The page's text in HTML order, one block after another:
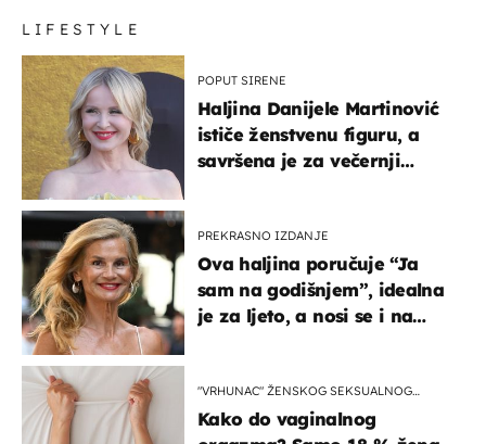
LIFESTYLE
POPUT SIRENE
Haljina Danijele Martinović
ističe ženstvenu figuru, a
savršena je za večernji
PREKRASNO IZDANJE
Ova haljina poručuje “Ja
sam na godišnjem”, idealna
je za ljeto, a nosi se i na
"VRHUNAC" ŽENSKOG SEKSUALNOG
Kako do vaginalnog